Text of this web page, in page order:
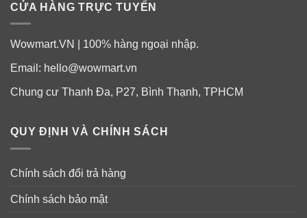
CỬA HÀNG TRỰC TUYẾN
Wowmart.VN | 100% hàng ngoại nhập.
Email: hello@wowmart.vn
Chung cư Thanh Đa, P27, Bình Thạnh, TPHCM
QUY ĐỊNH VÀ CHÍNH SÁCH
Chính sách đổi trả hàng
Chính sách bảo mật